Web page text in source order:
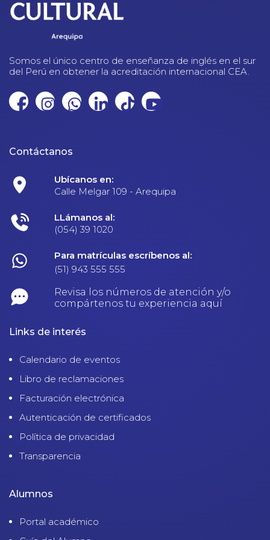
Somos el único centro de enseñanza de inglés en el sur
del Perú en obtener la acreditación internacional CEA.
Contáctanos
Ubícanos en:
Calle Melgar 109 - Arequipa
LLámanos al:
(054) 39 1020
Para matrículas escríbenos al:
(51) 943 555 555
Revisa los números de atención y/o
compártenos tu experiencia aquí
Links de interés
Calendario de eventos
Libro de reclamaciones
Facturación electrónica
Autenticación de certificados
Política de privacidad
Transparencia
Alumnos
Portal académico